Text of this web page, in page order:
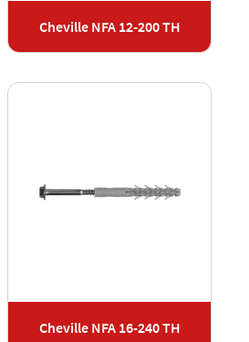
Cheville NFA 12-200 TH
Cheville NFA 16-240 TH